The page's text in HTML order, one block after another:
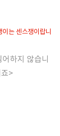
는 센스쟁이랍니
하지 않습니
>